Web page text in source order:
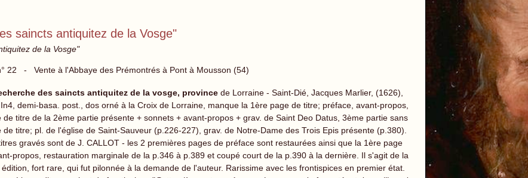
saincts antiquitez de la Vosge"
de la Vosge"
22 - Vente à l'Abbaye des Prémontrés à Pont à Mousson (54)
des saincts antiquitez de la vosge, provincede Lorraine - Saint-Dié, Jacques Marlier, (1626),
demi-basa. post., dos orné à la Croix de Lorraine, manque la 1ère page de titre; préface, avant-propos,
de titre de la 2ème partie présente + sonnets + avant-propos + grav. de Saint Deo Datus, 3ème partie sans
de titre; pl. de l'église de Saint-Sauveur (p.226-227), grav. de Notre-Dame des Trois Epis présente (p.380).
gravés sont de J. CALLOT - les 2 premières pages de préface sont restaurées ainsi que la 1ère page
propos, restauration marginale de la p.346 à p.389 et coupé court de la p.390 à la dernière. Il s'agit de la
édition, fort rare, qui fut pilonnée à la demande de l'auteur. Rarissime avec les frontispices en premier état.